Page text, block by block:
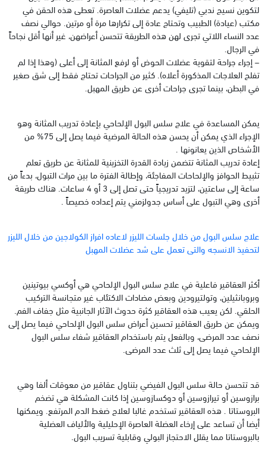
لتكوين نسيج ندبي (تليفي) يدعم عضلات العاصرة. تعطى هذه الحقن في
مكتب (عيادة) الطبيب وتحتاج عادة إلى تكرارها مرة أو مرتين. حوالي نصف
عدد النساء اللاتي تجرى لهن هذه الطريقة تتحسن أعراضهن، غير أنها أقل نجاحاً
في الرجال.
– إجراء جراحة لتقوية عضلات الحوض أو لرفع المثانة إلى أعلى (وهذا إذا لم
تفلح العلاجات المذكورة أعلاه). كثير من الجراحات تحتاج فقط إلى شق صغير
في البطن، بينما تجرى جراحات أخرى عن طريق المهبل.
‏يمكن المساعدة في علاج سلس البول الإلحاحي بإعادة تدريب المثانة وهو
الإجراء الذي يمكن أن يحسن هذه الحالة المرضية فيما يصل إلى 75‏% من
‏الأشخاص الذين يعانونها .
إعادة تدريب المثانة تتضمن زيادة القدرة التخزينية للمثانة عن طريق تعلم
تثبيط الحوافز والإلحاحات المفاجئة، وإطالة الفترة ما بين مرات التبول، بدءاً من
ساعة إلى ساعتين، لتزيد تدريجياً حتى تصل إلى 3 ‏أو 4 ‏ساعات. هناك طريقة
أخرى وهي التبول على أساس جدولزمني يتم إعداده خصيصاً .
علاج سلس البول من خلال جلسات الليزر لاعاده افراز الكولاجين من خلال الليزر
لتحفيذ الانسجه والتى تعمل على شد عضلات المهبل
‏أكثر العقاقير فاعلية في علاج سلس البول الإلحاحي هي أوكسي بيوتينين
وبروبانثيلين، وتولتيرودين وبعض مضادات الاكتئاب غير متجانسة التركيب
الحلقي. لكن يعيب هذه العقاقير كثرة حدوث الآثار الجانبية مثل جفاف الفم.
‏ويمكن عن طريق العقاقير تحسين أعراض سلس البول الإلحاحي فيما يصل إلى
نصف عدد المرضى، وبالفعل يتم باستخدام العقاقير شفاء سلس البول
الإلحاحي فيما يصل إلى ثلث عدد المرضى.
‏قد تتحسن حالة سلس البول الفيضي بتناول عقاقير من معوقات ألفا وهي
برازوسين أو تيرازوسين أو دوكسازوسين إذا كانت المشكلة هي تضخم
البروستاتا . هذه العقاقير تستخدم غالبا لعلاج ضغط الدم المرتفع. ويمكنها
أيضا أن تساعد على إرخاء العضلة العاصرة الإحليلية والألياف العضلية
بالبروستاتا مما يقلل الاحتجاز البولي وقابلية تسريب البول.